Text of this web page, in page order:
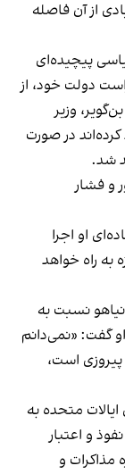
از آن فاصله
پیچیده‌ای
دولت خود، از
وزیر
در صورت
شد.
و فشار
هشدار داده بود اگر طرح صلح ۲۰ ماده‌ای او اجرا
راه خواهد
نسبت به
او گفت: «نمی‌دانم
است،
متحده به
و اعتبار
و